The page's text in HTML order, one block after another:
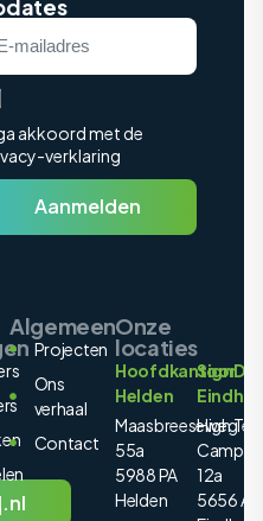
akkoord met de
verklaring
Aanmelden
Algemeen
Projecten
Ons
verhaal
Contact
Onze
locaties
Hoofdkantoor
Helden
Maasbreeseweg
55a
5988 PA
Helden
High
Campus
12a
5656 AE